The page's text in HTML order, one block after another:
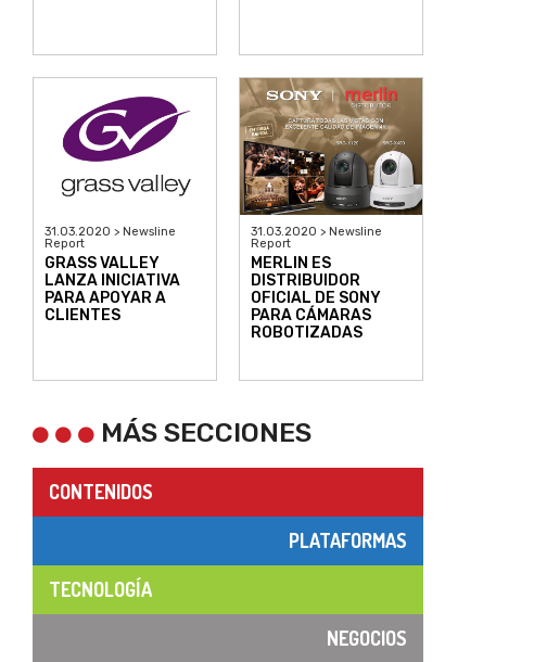
31.03.2020 > Newsline
Report
GRASS VALLEY
LANZA INICIATIVA
PARA APOYAR A
CLIENTES
31.03.2020 > Newsline
Report
MERLIN ES
DISTRIBUIDOR
OFICIAL DE SONY
PARA CÁMARAS
ROBOTIZADAS
MÁS SECCIONES
CONTENIDOS
PLATAFORMAS
TECNOLOGÍA
NEGOCIOS